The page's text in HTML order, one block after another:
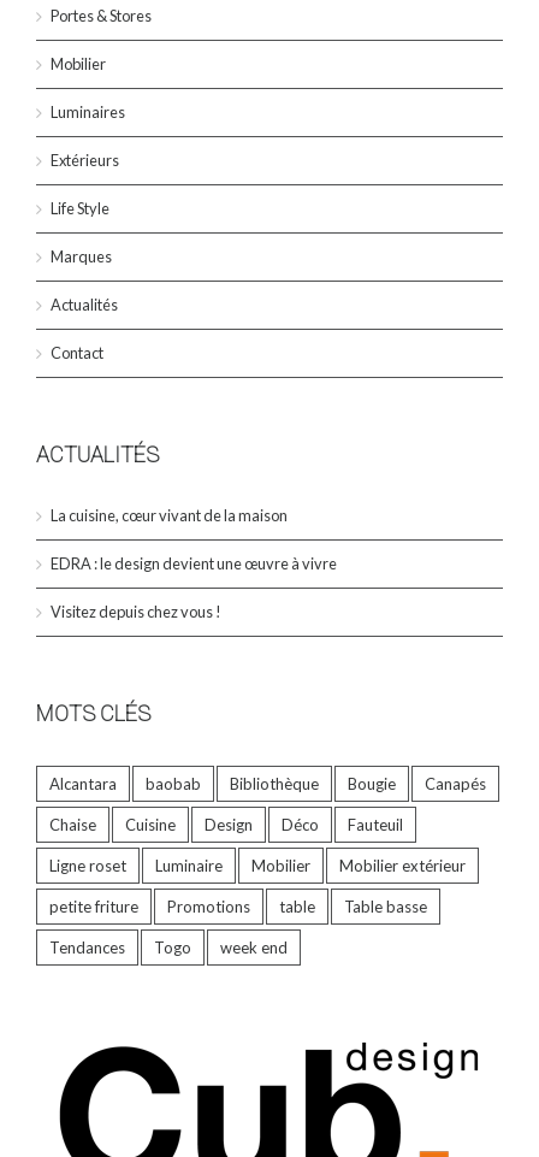
Portes & Stores
Mobilier
Luminaires
Extérieurs
Life Style
Marques
Actualités
Contact
ACTUALITÉS
La cuisine, cœur vivant de la maison
EDRA : le design devient une œuvre à vivre
Visitez depuis chez vous !
MOTS CLÉS
Alcantara baobab Bibliothèque Bougie Canapés
Chaise Cuisine Design Déco Fauteuil
Ligne roset Luminaire Mobilier Mobilier extérieur
petite friture Promotions table Table basse
Tendances Togo week end